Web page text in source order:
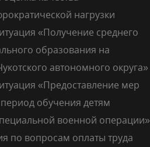
нагрузки
«Получение среднего
образования на
автономного округа»
«Предоставление мер
обучения детям
военной операции»
по вопросам оплаты труда